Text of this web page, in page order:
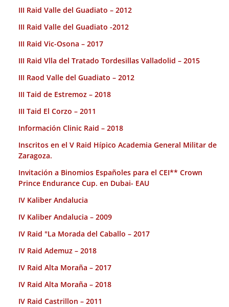
III Raid Valle del Guadiato – 2012
III Raid Valle del Guadiato -2012
III Raid Vic-Osona – 2017
III Raid Vlla del Tratado Tordesillas Valladolid – 2015
III Raod Valle del Guadiato – 2012
III Taid de Estremoz – 2018
III Taid El Corzo – 2011
Información Clinic Raid – 2018
Inscritos en el V Raid Hípico Academia General Militar de
Zaragoza.
Invitación a Binomios Españoles para el CEI** Crown
Prince Endurance Cup. en Dubai- EAU
IV Kaliber Andalucia
IV Kaliber Andalucia – 2009
IV Raid "La Morada del Caballo – 2017
IV Raid Ademuz – 2018
IV Raid Alta Moraña – 2017
IV Raid Alta Moraña – 2018
IV Raid Castrillon – 2011